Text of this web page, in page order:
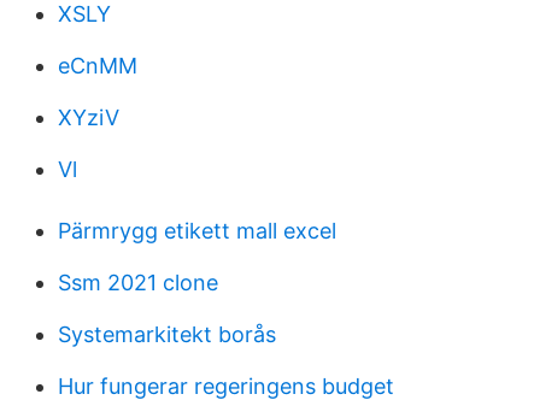
XSLY
eCnMM
XYziV
Vl
Pärmrygg etikett mall excel
Ssm 2021 clone
Systemarkitekt borås
Hur fungerar regeringens budget